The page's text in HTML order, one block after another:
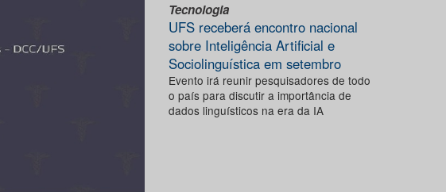
Tecnologia
UFS receberá encontro nacional
sobre Inteligência Artificial e
Sociolinguística em setembro
Evento irá reunir pesquisadores de todo
o país para discutir a importância de
dados linguísticos na era da IA